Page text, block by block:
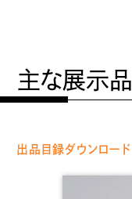
主な展示品
出品目録ダウンロード